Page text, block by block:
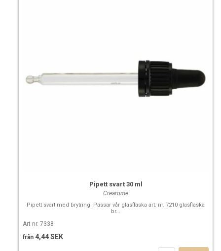
Pipett svart 30 ml
Crearome
Pipett svart med brytring. Passar vår glasflaska art. nr. 7210 glasflaska
br...
Art nr. 7338
från 4,44 SEK